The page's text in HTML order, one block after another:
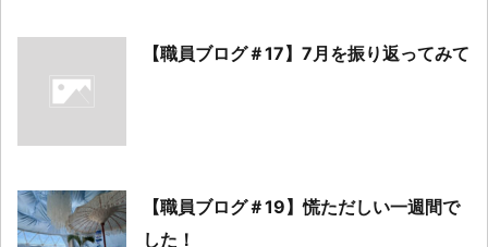
【職員ブログ＃17】7月を振り返ってみて
【職員ブログ＃19】慌ただしい一週間で
した！